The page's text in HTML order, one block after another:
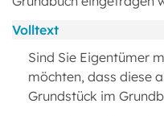
Volltext
Sind Sie Eigentümer
möchten, dass diese
Grundstück im